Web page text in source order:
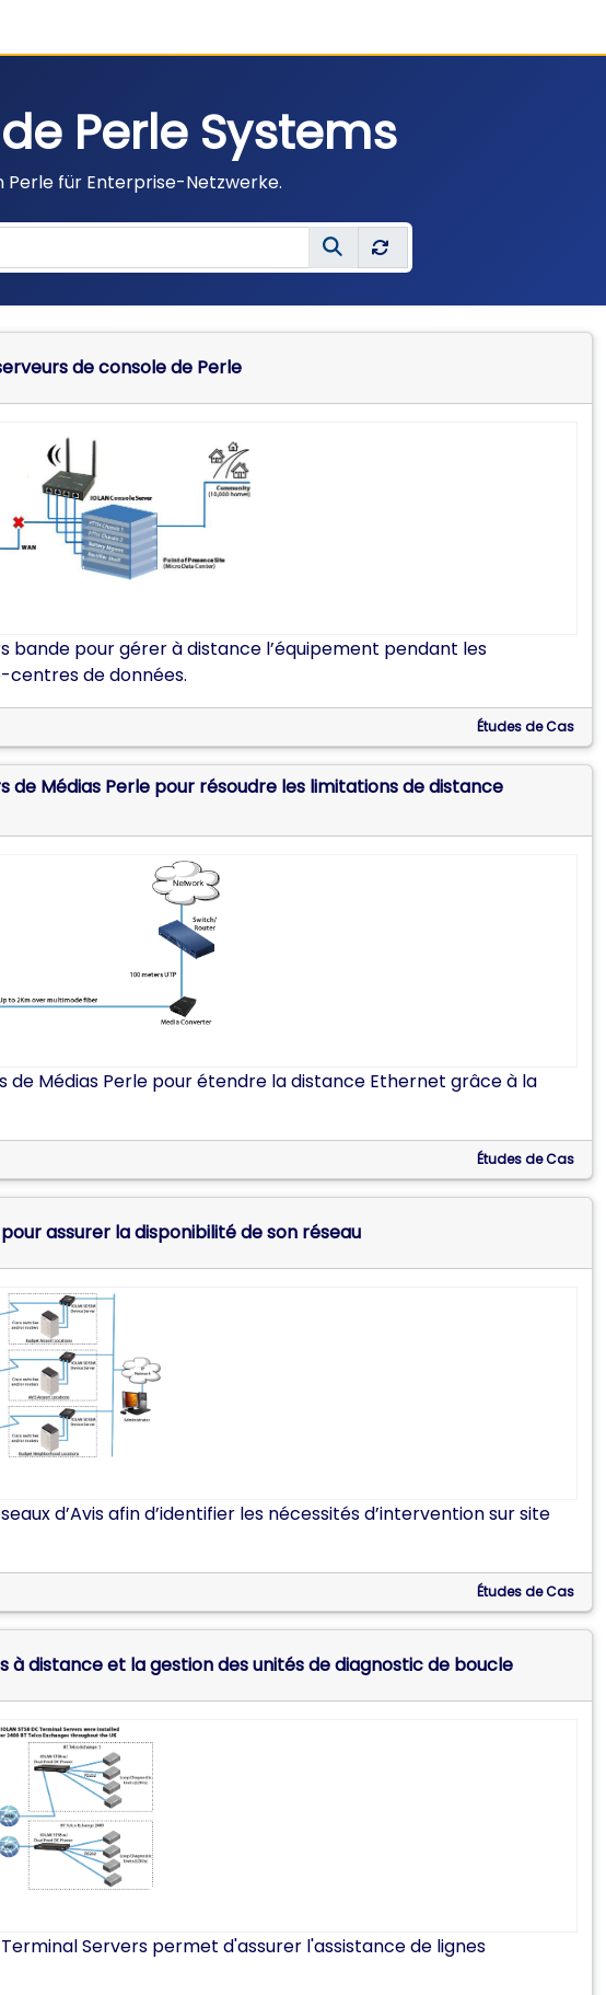
Perle Systems
Perle für Enterprise-Netzwerke.
de console de Perle
bande pour gérer à distance l’équipement pendant les
centres de données.
Études de Cas
Médias Perle pour résoudre les limitations de distance
Médias Perle pour étendre la distance Ethernet grâce à la
Études de Cas
assurer la disponibilité de son réseau
d’Avis afin d’identifier les nécessités d’intervention sur site
Études de Cas
BT a choisi les Serveurs de Terminaux Perle pour l'accès à distance et la gestion des unités de diagnostic de boucle
Servers permet d'assurer l'assistance de lignes